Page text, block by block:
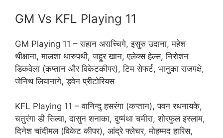
GM Vs KFL Playing 11
GM Playing 11 – सहान अराच्चिगे, इसुरु उदाना, महेश
थीक्षाना, मालशा थारुपथी, जहूर खान, एलेक्स हेल्स, निरोशन
डिकवेला (कप्तान और विकेटकीपर), टिम सेफर्ट, भानुका राजपक्षे,
जेनिथ लियानागे, ड्वेन प्रीटोरियस
KFL Playing 11 – वानिन्दु हसरंगा (कप्तान), पवन रथनायके,
चतुरंगा डी सिल्वा, दासुन शनाका, दुष्मंथा चमीरा, शोरफुल इस्लाम,
दिनेश चांदीमल (विकेट कीपर), आंद्रे फ्लेचर, मोहम्मद हारिस,